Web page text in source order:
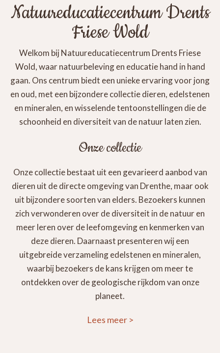
Natuureducatiecentrum Drents
Friese Wold
Welkom bij Natuureducatiecentrum Drents Friese
Wold, waar natuurbeleving en educatie hand in hand
gaan. Ons centrum biedt een unieke ervaring voor jong
en oud, met een bijzondere collectie dieren, edelstenen
en mineralen, en wisselende tentoonstellingen die de
schoonheid en diversiteit van de natuur laten zien.
Onze collectie
Onze collectie bestaat uit een gevarieerd aanbod van
dieren uit de directe omgeving van Drenthe, maar ook
uit bijzondere soorten van elders. Bezoekers kunnen
zich verwonderen over de diversiteit in de natuur en
meer leren over de leefomgeving en kenmerken van
deze dieren. Daarnaast presenteren wij een
uitgebreide verzameling edelstenen en mineralen,
waarbij bezoekers de kans krijgen om meer te
ontdekken over de geologische rijkdom van onze
planeet.
Lees meer >